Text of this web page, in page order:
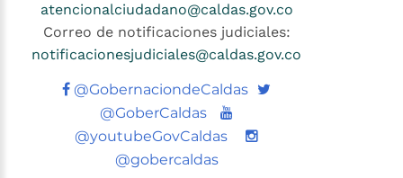
atencionalciudadano@caldas.gov.co
Correo de notificaciones judiciales:
notificacionesjudiciales@caldas.gov.co
@GobernaciondeCaldas Twitter
@GoberCaldas
Youtube
@youtubeGovCaldas
@gobercaldas